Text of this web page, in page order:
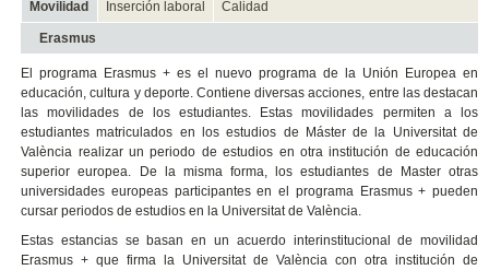
Movilidad
Inserción laboral Calidad
Erasmus
El programa Erasmus + es el nuevo programa de la Unión Europea en
educación, cultura y deporte. Contiene diversas acciones, entre las destacan
las movilidades de los estudiantes. Estas movilidades permiten a los
estudiantes matriculados en los estudios de Máster de la Universitat de
València realizar un periodo de estudios en otra institución de educación
superior europea. De la misma forma, los estudiantes de Master otras
universidades europeas participantes en el programa Erasmus + pueden
cursar periodos de estudios en la Universitat de València.
Estas estancias se basan en un acuerdo interinstitucional de movilidad
Erasmus + que firma la Universitat de València con otra institución de